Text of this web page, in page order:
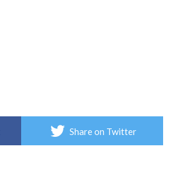
Share on Twitter